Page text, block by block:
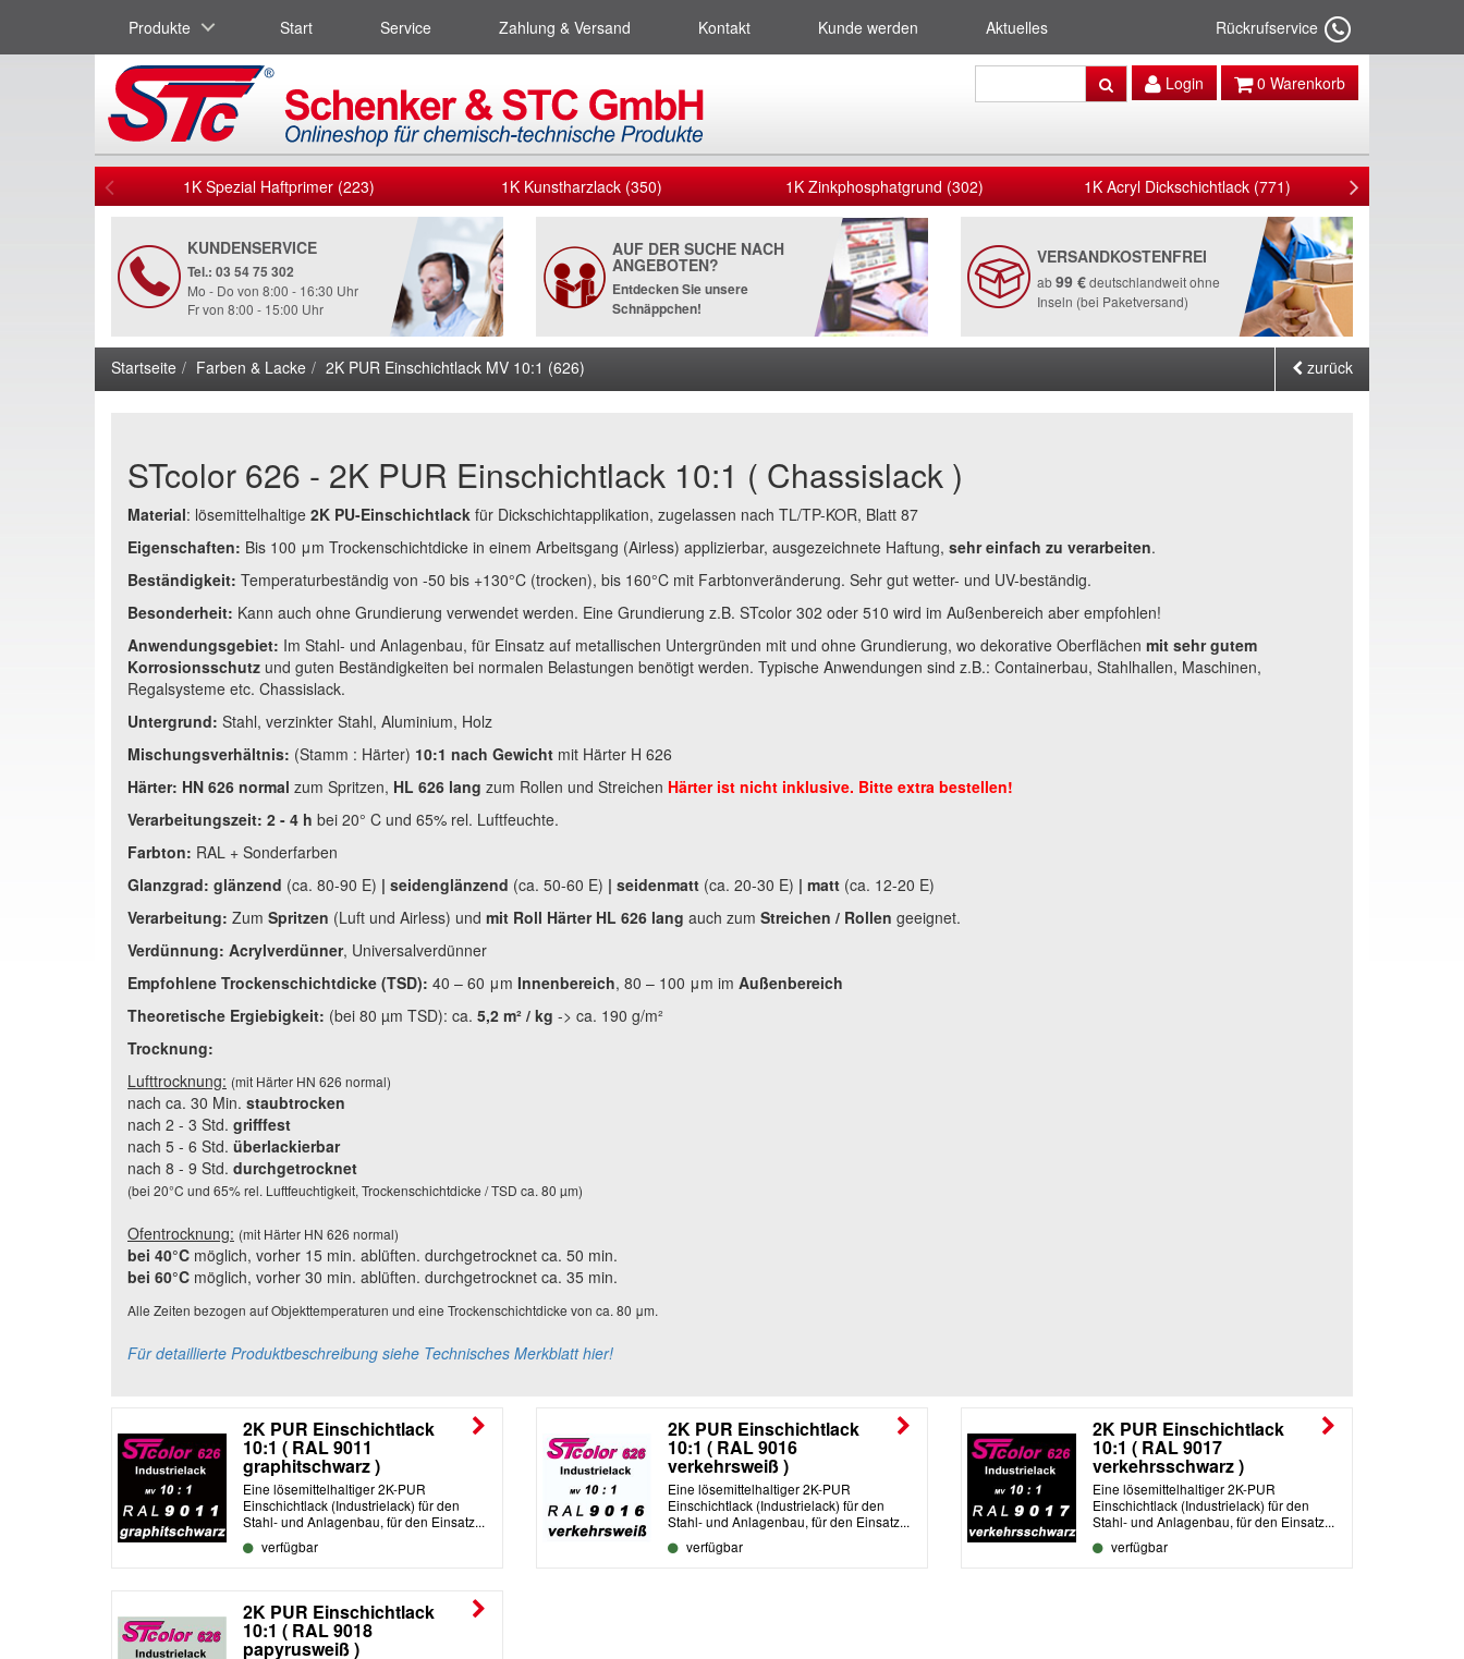
Produkte Start Service Zahlung & Versand Kontakt Kunde werden Aktuelles
Login 0Warenkorb
1K Spezial Haftprimer (223) 1K Kunstharzlack (350) 1K Zinkphosphatgrund (302) 1K Acryl Dickschichtlack (771)
KUNDENSERVICE
Tel.: 03 54 75 302
Mo - Do von 8:00 - 16:30 Uhr
Fr von 8:00 - 15:00 Uhr
AUF DER SUCHE NACH
ANGEBOTEN?
Entdecken Sie unsere
Schnäppchen!
VERSANDKOSTENFREI
ab99 €deutschlandweit ohne
Inseln (bei Paketversand)
Startseite Farben & Lacke 2K PUR Einschichtlack MV 10:1 (626) zurück
STcolor 626 - 2K PUR Einschichtlack 10:1 ( Chassislack )
Material: lösemittelhaltige 2K PU-Einschichtlack für Dickschichtapplikation, zugelassen nach TL/TP-KOR, Blatt 87
Eigenschaften: Bis 100 μm Trockenschichtdicke in einem Arbeitsgang (Airless) applizierbar, ausgezeichnete Haftung, sehr einfach zu verarbeiten.
Beständigkeit: Temperaturbeständig von -50 bis +130°C (trocken), bis 160°C mit Farbtonveränderung. Sehr gut wetter- und UV-beständig.
Besonderheit: Kann auch ohne Grundierung verwendet werden. Eine Grundierung z.B. STcolor 302 oder 510 wird im Außenbereich aber empfohlen!
Anwendungsgebiet: Im Stahl- und Anlagenbau, für Einsatz auf metallischen Untergründen mit und ohne Grundierung, wo dekorative Oberflächen mit sehr gutem
Korrosionsschutz und guten Beständigkeiten bei normalen Belastungen benötigt werden. Typische Anwendungen sind z.B.: Containerbau, Stahlhallen, Maschinen,
Regalsysteme etc. Chassislack.
Untergrund: Stahl, verzinkter Stahl, Aluminium, Holz
Mischungsverhältnis: (Stamm : Härter) 10:1 nach Gewicht mit Härter H 626
Härter: HN 626 normal zum Spritzen, HL 626 lang zum Rollen und Streichen Härter ist nicht inklusive. Bitte extra bestellen!
Verarbeitungszeit: 2 - 4 h bei 20° C und 65% rel. Luftfeuchte.
Farbton: RAL + Sonderfarben
Glanzgrad: glänzend (ca. 80-90 E) | seidenglänzend (ca. 50-60 E) | seidenmatt (ca. 20-30 E) | matt (ca. 12-20 E)
Verarbeitung: Zum Spritzen (Luft und Airless) und mit Roll Härter HL 626 lang auch zum Streichen / Rollen geeignet.
Verdünnung: Acrylverdünner, Universalverdünner
Empfohlene Trockenschichtdicke (TSD): 40 – 60 μm Innenbereich, 80 – 100 μm im Außenbereich
Theoretische Ergiebigkeit: (bei 80 µm TSD): ca. 5,2 m² / kg -> ca. 190 g/m²
Trocknung:
Lufttrocknung: (mit Härter HN 626 normal)
nach ca. 30 Min. staubtrocken
nach 2 - 3 Std. grifffest
nach 5 - 6 Std. überlackierbar
nach 8 - 9 Std. durchgetrocknet
(bei 20°C und 65% rel. Luftfeuchtigkeit, Trockenschichtdicke / TSD ca. 80 µm)
Ofentrocknung: (mit Härter HN 626 normal)
bei 40°C möglich, vorher 15 min. ablüften. durchgetrocknet ca. 50 min.
bei 60°C möglich, vorher 30 min. ablüften. durchgetrocknet ca. 35 min.
Alle Zeiten bezogen auf Objekttemperaturen und eine Trockenschichtdicke von ca. 80 μm.
Für detaillierte Produktbeschreibung siehe Technisches Merkblatt hier!
2K PUR Einschichtlack
10:1 ( RAL 9011
graphitschwarz )
Eine lösemittelhaltiger 2K-PUR
Einschichtlack (Industrielack) für den
Stahl- und Anlagenbau, für den Einsatz...
verfügbar
2K PUR Einschichtlack
10:1 ( RAL 9016
verkehrsweiß )
Eine lösemittelhaltiger 2K-PUR
Einschichtlack (Industrielack) für den
Stahl- und Anlagenbau, für den Einsatz...
verfügbar
2K PUR Einschichtlack
10:1 ( RAL 9017
verkehrsschwarz )
Eine lösemittelhaltiger 2K-PUR
Einschichtlack (Industrielack) für den
Stahl- und Anlagenbau, für den Einsatz...
verfügbar
2K PUR Einschichtlack
10:1 ( RAL 9018
papyrusweiß )
Rückrufservice